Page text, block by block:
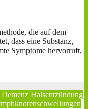
die auf dem
dass eine Substanz,
Symptome hervorruft,
Demenz Halsentzündung